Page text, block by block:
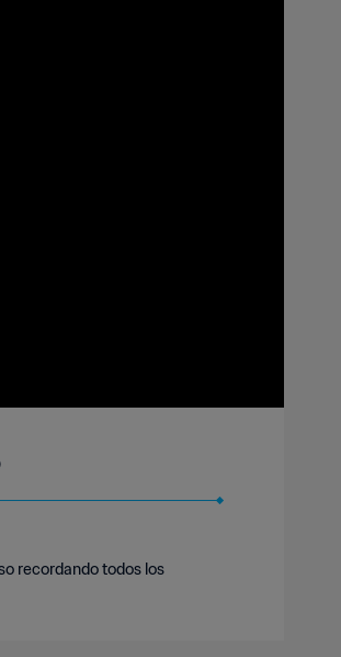
recordando todos los